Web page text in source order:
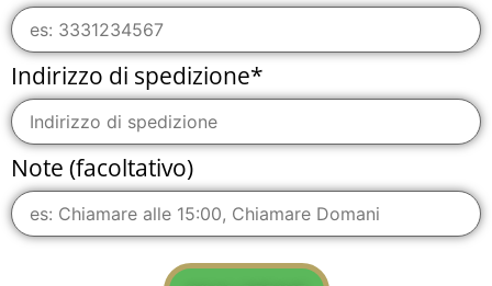
Indirizzo di spedizione*
Note (facoltativo)